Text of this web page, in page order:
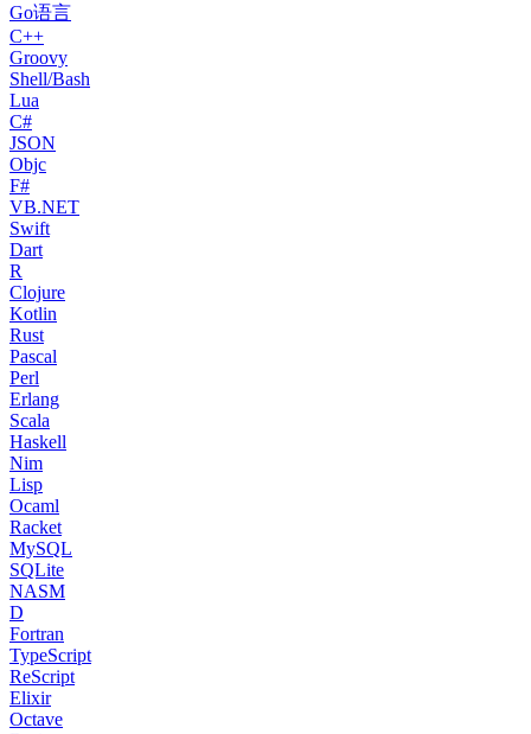
Go语言
C++
Groovy
Shell/Bash
Lua
C#
JSON
Objc
F#
VB.NET
Swift
Dart
R
Clojure
Kotlin
Rust
Pascal
Perl
Erlang
Scala
Haskell
Nim
Lisp
Ocaml
Racket
MySQL
SQLite
NASM
D
Fortran
TypeScript
ReScript
Elixir
Octave